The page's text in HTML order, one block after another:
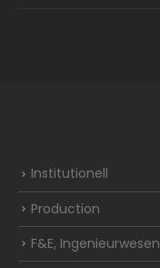
Institutionell
Production
F&E, Ingenieurwesen